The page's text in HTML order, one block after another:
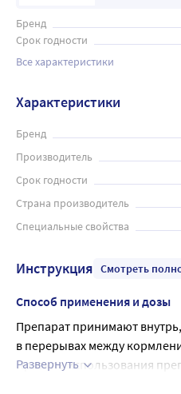
Бренд
Срок годности
Все характеристики
Характеристики
Бренд
Производитель
Срок годности
Страна производитель
Специальные свойства
Инструкция Смотреть
Способ применения и дозы
Препарат принимают
в перерывах между
Правила использования
Развернуть